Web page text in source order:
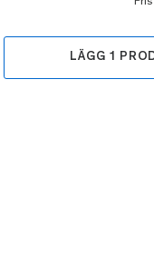
LÄGG 1